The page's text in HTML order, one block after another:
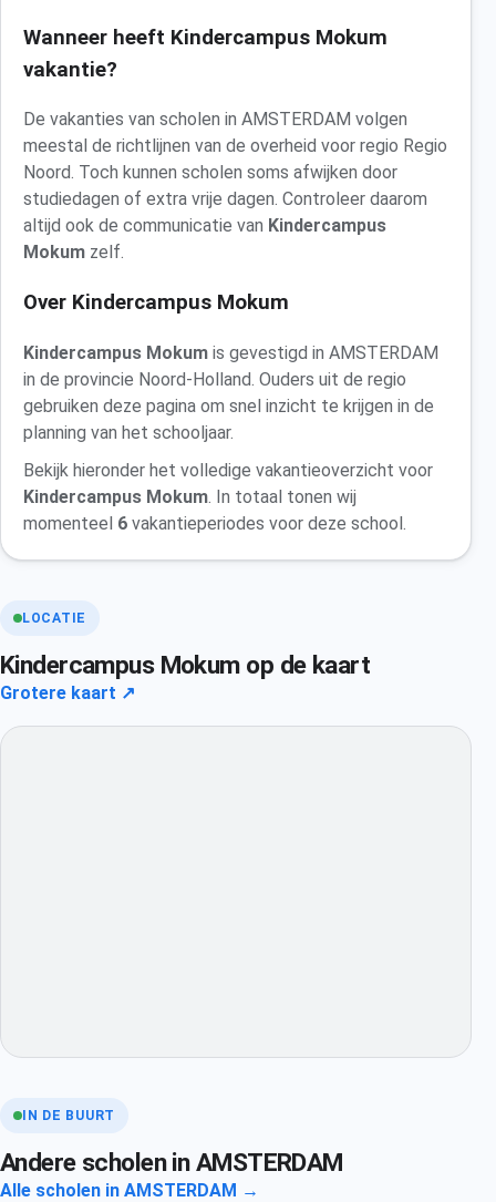
Wanneer heeft Kindercampus Mokum
vakantie?
De vakanties van scholen in AMSTERDAM volgen
meestal de richtlijnen van de overheid voor regio Regio
Noord. Toch kunnen scholen soms afwijken door
studiedagen of extra vrije dagen. Controleer daarom
altijd ook de communicatie van Kindercampus
Mokum zelf.
Over Kindercampus Mokum
Kindercampus Mokum is gevestigd in AMSTERDAM
in de provincie Noord-Holland. Ouders uit de regio
gebruiken deze pagina om snel inzicht te krijgen in de
planning van het schooljaar.
Bekijk hieronder het volledige vakantieoverzicht voor
Kindercampus Mokum. In totaal tonen wij
momenteel 6 vakantieperiodes voor deze school.
LOCATIE
Kindercampus Mokum op de kaart
Grotere kaart ↗
IN DE BUURT
Andere scholen in AMSTERDAM
Alle scholen in AMSTERDAM →